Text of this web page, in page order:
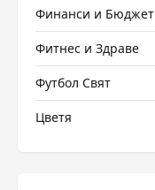
Финанси и Бюджет
Фитнес и Здраве
Футбол Свят
Цветя